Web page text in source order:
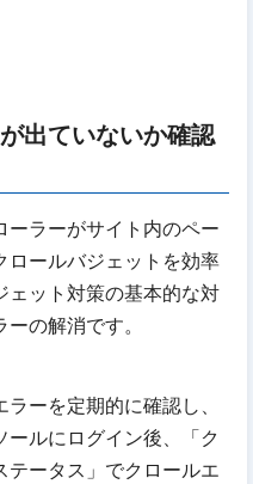
出ていないか確認
ーラーがサイト内のペー
ロールバジェットを効率
ェット対策の基本的な対
の解消です。
ーを定期的に確認し、
ルにログイン後、「ク
ータス」でクロールエ